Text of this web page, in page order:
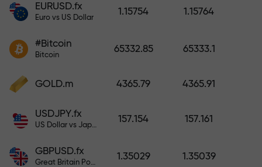
奖金。X1000不是印刷错误。存款
EURUSD.fx
Euro vs US Dollar
1.15754 1.15764
#Bitcoin
Bitcoin
65332.85 65333.1
GOLD.m 4365.79 4365.91
USDJPY.fx
US Dollar vs Japanese Yen
157.154 157.161
GBPUSD.fx
Great Britain Pound vs US Dollar
1.35029 1.35039